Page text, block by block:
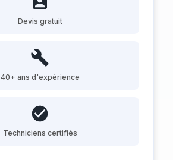
Devis gratuit
40+ ans d'expérience
Techniciens certifiés